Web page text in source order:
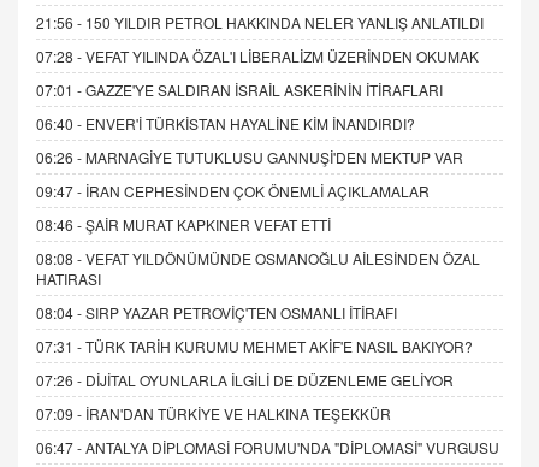
21:56 - 150 YILDIR PETROL HAKKINDA NELER YANLIŞ ANLATILDI
07:28 -VEFAT YILINDA ÖZAL'I LİBERALİZM ÜZERİNDEN OKUMAK
07:01 -GAZZE'YE SALDIRAN İSRAİL ASKERİNİN İTİRAFLARI
06:40 - ENVER'İ TÜRKİSTAN HAYALİNE KİM İNANDIRDI?
06:26 - MARNAGİYE TUTUKLUSU GANNUŞİ'DEN MEKTUP VAR
09:47 - İRAN CEPHESİNDEN ÇOK ÖNEMLİ AÇIKLAMALAR
08:46 -ŞAİR MURAT KAPKINER VEFAT ETTİ
08:08 -VEFAT YILDÖNÜMÜNDE OSMANOĞLU AİLESİNDEN ÖZAL
HATIRASI
08:04 -SIRP YAZAR PETROVİÇ'TEN OSMANLI İTİRAFI
07:31 -TÜRK TARİH KURUMU MEHMET AKİF'E NASIL BAKIYOR?
07:26 - DİJİTAL OYUNLARLA İLGİLİ DE DÜZENLEME GELİYOR
07:09 - İRAN'DAN TÜRKİYE VE HALKINA TEŞEKKÜR
06:47 -ANTALYA DİPLOMASİ FORUMU'NDA "DİPLOMASİ" VURGUSU